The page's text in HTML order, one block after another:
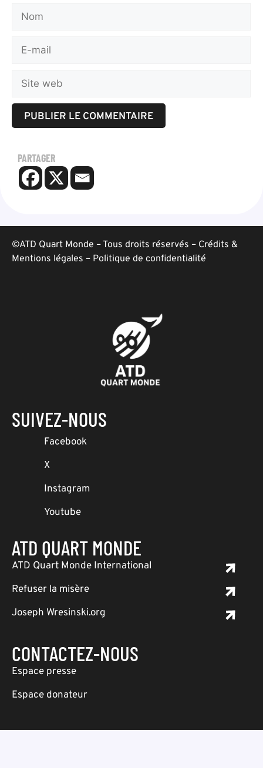
PARTAGER
©ATD Quart Monde – Tous droits réservés – Crédits &
Mentions légales – Politique de confidentialité
SUIVEZ-NOUS
Facebook
X
Instagram
Youtube
ATD QUART MONDE
ATD Quart Monde International
Refuser la misère
Joseph Wresinski.org
CONTACTEZ-NOUS
Espace presse
Espace donateur